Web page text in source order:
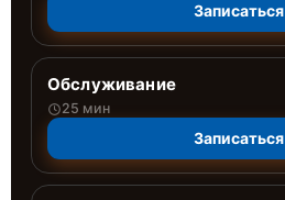
Записаться
Обслуживание
25 мин
Записаться